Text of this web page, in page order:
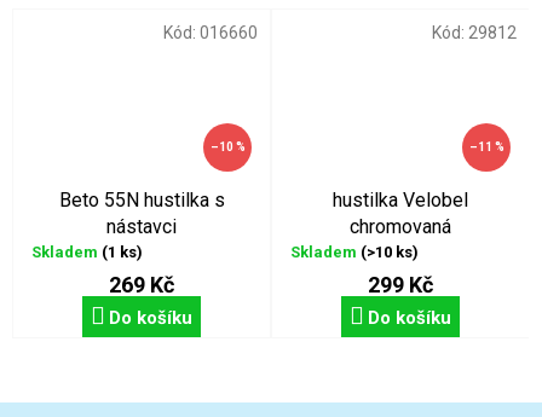
–10 %
Beto 55N hustilka s
nástavci
Skladem (1 ks)
269 Kč
Do košíku
Kód: 016660
–11 %
hustilka Velobel
chromovaná
Skladem (>10 ks)
299 Kč
Do košíku
Kód: 29812